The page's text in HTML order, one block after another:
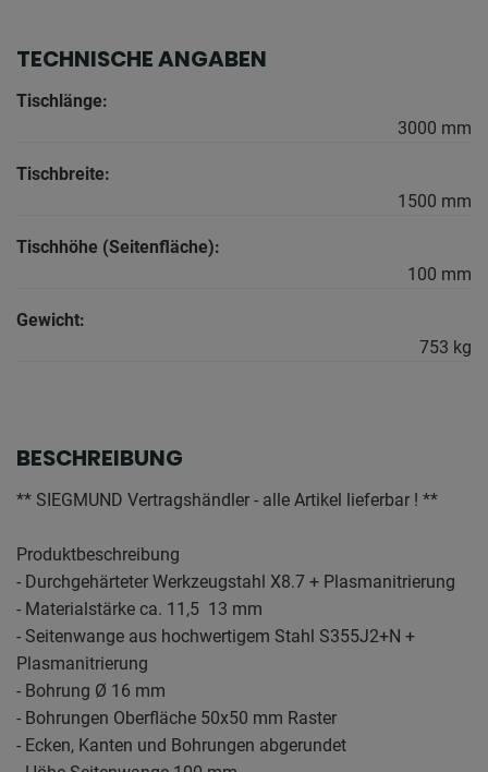
TECHNISCHE ANGABEN
Tischlänge:
3000 mm
Tischbreite:
1500 mm
Tischhöhe (Seitenfläche):
100 mm
Gewicht:
753 kg
BESCHREIBUNG
** SIEGMUND Vertragshändler - alle Artikel lieferbar ! **
Produktbeschreibung
- Durchgehärteter Werkzeugstahl X8.7 + Plasmanitrierung
- Materialstärke ca. 11,5  13 mm
- Seitenwange aus hochwertigem Stahl S355J2+N +
Plasmanitrierung
- Bohrung Ø 16 mm
- Bohrungen Oberfläche 50x50 mm Raster
- Ecken, Kanten und Bohrungen abgerundet